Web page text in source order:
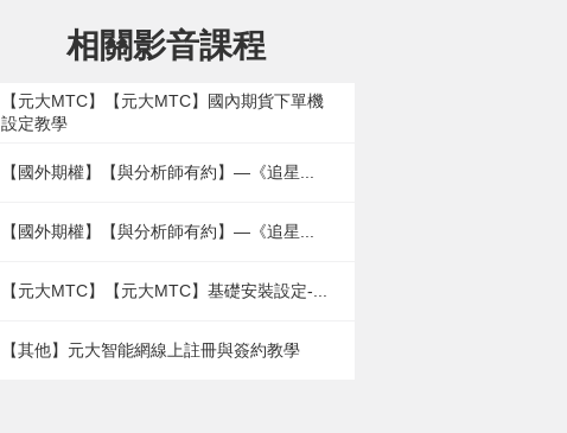
相關影音課程
【元大MTC】【元大MTC】國內期貨下單機
設定教學
【國外期權】【與分析師有約】—《追星...
【國外期權】【與分析師有約】—《追星...
【元大MTC】【元大MTC】基礎安裝設定-...
【其他】元大智能網線上註冊與簽約教學